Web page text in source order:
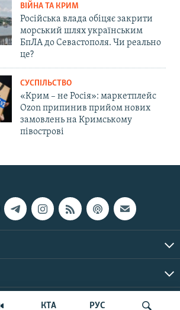
КТА РУС
ВІЙНА ТА КРИМ
Російська влада обіцяє закрити
морський шлях українським
БпЛА до Севастополя. Чи реально
це?
СУСПІЛЬСТВО
«Крим – не Росія»: маркетплейс
Ozon припинив прийом нових
замовлень на Кримському
півострові
© Крим.Реалії, 2026 | Усі права застережено.